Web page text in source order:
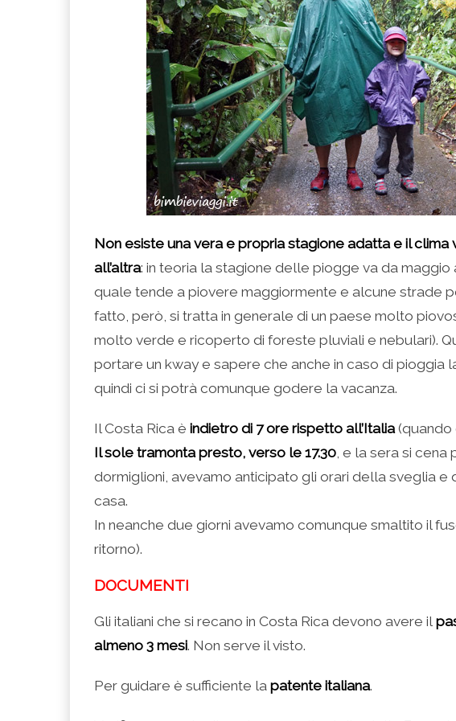
Non esiste una vera e propria stagione adatta e il
all’altra: in teoria la stagione delle piogge va da
quale tende a piovere maggiormente e alcune strade
fatto, però, si tratta in generale di un paese molto
molto verde e ricoperto di foreste pluviali e nebulari).
portare un kway e sapere che anche in caso di pioggia
quindi ci si potrà comunque godere la vacanza.
Il Costa Rica è indietro di 7 ore rispetto all’Italia (quando
Il sole tramonta presto, verso le 17.30 , e la sera si
dormiglioni, avevamo anticipato gli orari della sveglia e
casa.
In neanche due giorni avevamo comunque smaltito il
ritorno).
DOCUMENTI
Gli italiani che si recano in Costa Rica devono avere il
almeno 3 mesi. Non serve il visto.
Per guidare è sufficiente la patente italiana.